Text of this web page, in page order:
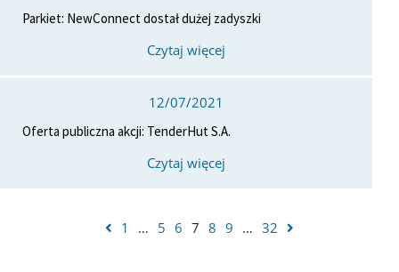
Parkiet: NewConnect dostał dużej zadyszki
Czytaj więcej
12/07/2021
Oferta publiczna akcji: TenderHut S.A.
Czytaj więcej
1 … 5 6 7 8 9 … 32